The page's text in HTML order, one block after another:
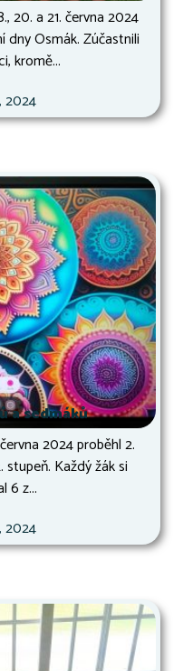
20. a 21. června 2024
dny Osmák. Zúčastnili
kromě...
2024
a sedmáků
2024 proběhl 2.
Každý žák si
6 z...
2024